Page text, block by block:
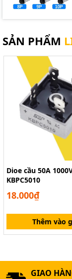
SẢN PHẨM
Dioe cầu 50A
KBPC5010
18.000₫
Thêm vào
GIAO